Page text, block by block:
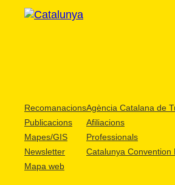
Recomanacions
Publicacions
Mapes/GIS
Newsletter
Mapa web
Agència Catalana de
Afiliacions
Professionals
Catalunya Convention